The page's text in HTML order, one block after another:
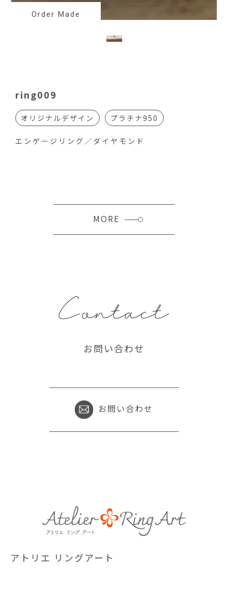
Order Made
ring009
オリジナルデザイン プラチナ950
エンゲージリング／ダイヤモンド
MORE
Contact
お問い合わせ
お問い合わせ
アトリエ リングアート